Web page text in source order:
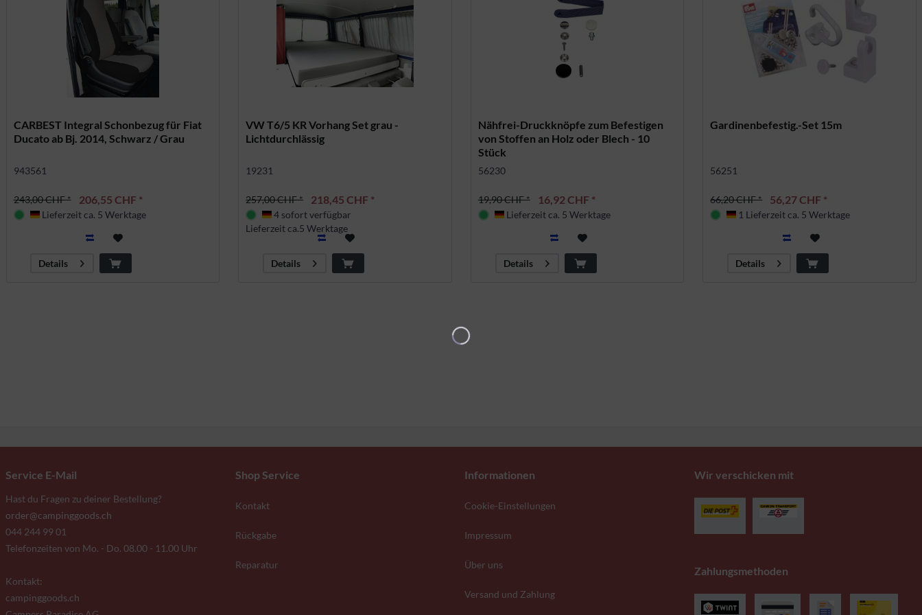
CARBEST Integral Schonbezug für Fiat
Ducato ab Bj. 2014, Schwarz / Grau
943561
243,00 CHF * 206,55 CHF *
Deutschland
Lieferzeit ca. 5 Werktage
Details
VW T6/5 KR Vorhang Set grau -
Lichtdurchlässig
19231
257,00 CHF * 218,45 CHF *
Deutschland
4 sofort verfügbar
Lieferzeit ca.5 Werktage
Details
Nähfrei-Druckknöpfe zum Befestigen
von Stoffen an Holz oder Blech - 10
Stück
56230
19,90 CHF * 16,92 CHF *
Deutschland
Lieferzeit ca. 5 Werktage
Details
Gardinenbefestig.-Set 15m
56251
66,20 CHF * 56,27 CHF *
Deutschland
1 Lieferzeit ca. 5 Werktage
Details
Service E-Mail
Hast du Fragen zu deiner Bestellung?
order@campinggoods.ch
044 244 99 01
Telefonzeiten von Mo. - Do. 08.00 - 11.00 Uhr
Kontakt:
campinggoods.ch
Shop Service
Kontakt
Rückgabe
Reparatur
Informationen
Cookie-Einstellungen
Impressum
Über uns
Versand und Zahlung
Wir verschicken mit
Zahlungsmethoden